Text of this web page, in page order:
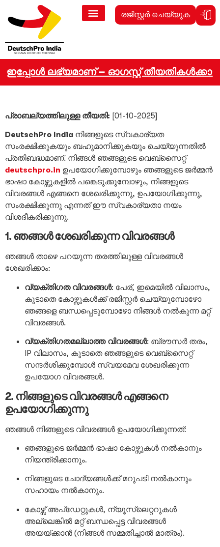
രജിസ്റ്റർ ചെയ്യുക
ലഭ്യമാണ് – ഓഗസ്റ്റ്
പ്രാബല്യത്തിലുള്ള തീയതി: [01-10-2025]
DeutschPro India നിങ്ങളുടെ സ്വകാര്യത
സംരക്ഷിക്കുകയും ബഹുമാനിക്കുകയും ചെയ്യുന്നതിൽ
പ്രതിബദ്ധമാണ്. നിങ്ങൾ ഞങ്ങളുടെ വെബ്സൈറ്റ്
deutschpro.in ഉപയോഗിക്കുമ്പോഴും ഞങ്ങളുടെ ജർമ്മൻ
ഭാഷാ കോഴ്സുകളിൽ പങ്കെടുക്കുമ്പോഴും, നിങ്ങളുടെ
വിവരങ്ങൾ എങ്ങനെ ശേഖരിക്കുന്നു, ഉപയോഗിക്കുന്നു,
സംരക്ഷിക്കുന്നു എന്നത് ഈ സ്വകാര്യതാ നയം
വിശദീകരിക്കുന്നു.
1. ഞങ്ങൾ ശേഖരിക്കുന്ന വിവരങ്ങൾ
ഞങ്ങൾ താഴെ പറയുന്ന തരത്തിലുള്ള വിവരങ്ങൾ
ശേഖരിക്കാം:
വ്യക്തിഗത വിവരങ്ങൾ: പേര്, ഇമെയിൽ വിലാസം,
കൂടാതെ കോഴ്സുകൾക്ക് രജിസ്റ്റർ ചെയ്യുമ്പോഴോ
ഞങ്ങളെ ബന്ധപ്പെടുമ്പോഴോ നിങ്ങൾ നൽകുന്ന മറ്റ്
വിവരങ്ങൾ.
വ്യക്തിഗതമല്ലാത്ത വിവരങ്ങൾ: ബ്രൗസർ തരം,
IP വിലാസം, കൂടാതെ ഞങ്ങളുടെ വെബ്സൈറ്റ്
സന്ദർശിക്കുമ്പോൾ സ്വയമേവ ശേഖരിക്കുന്ന
ഉപയോഗ വിവരങ്ങൾ.
2. നിങ്ങളുടെ വിവരങ്ങൾ എങ്ങനെ
ഉപയോഗിക്കുന്നു
ഞങ്ങൾ നിങ്ങളുടെ വിവരങ്ങൾ ഉപയോഗിക്കുന്നത്:
ഞങ്ങളുടെ ജർമ്മൻ ഭാഷാ കോഴ്സുകൾ നൽകാനും
നിയന്ത്രിക്കാനും.
നിങ്ങളുടെ ചോദ്യങ്ങൾക്ക് മറുപടി നൽകാനും
സഹായം നൽകാനും.
കോഴ്സ് അപ്ഡേറ്റുകൾ, ന്യൂസ്‌ലെറ്ററുകൾ
അല്ലെങ്കിൽ മറ്റ് ബന്ധപ്പെട്ട വിവരങ്ങൾ
അയയ്ക്കാൻ (നിങ്ങൾ സമ്മതിച്ചാൽ മാത്രം).